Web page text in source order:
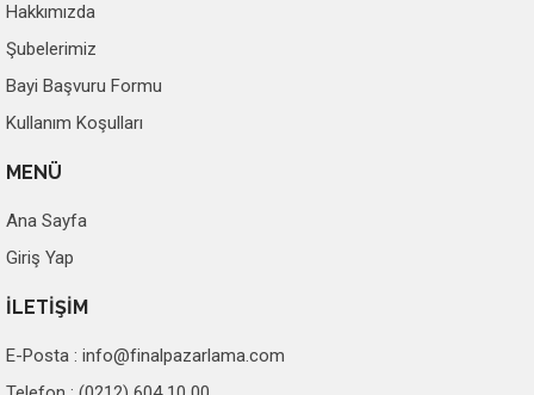
Hakkımızda
Şubelerimiz
Bayi Başvuru Formu
Kullanım Koşulları
MENÜ
Ana Sayfa
Giriş Yap
İLETİŞİM
E-Posta : info@finalpazarlama.com